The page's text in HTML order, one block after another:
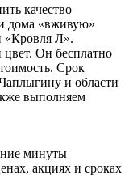
качество
дома «вживую»
«Кровля Л».
Он бесплатно
Срок
и области
выполняем
минуты
акциях и сроках